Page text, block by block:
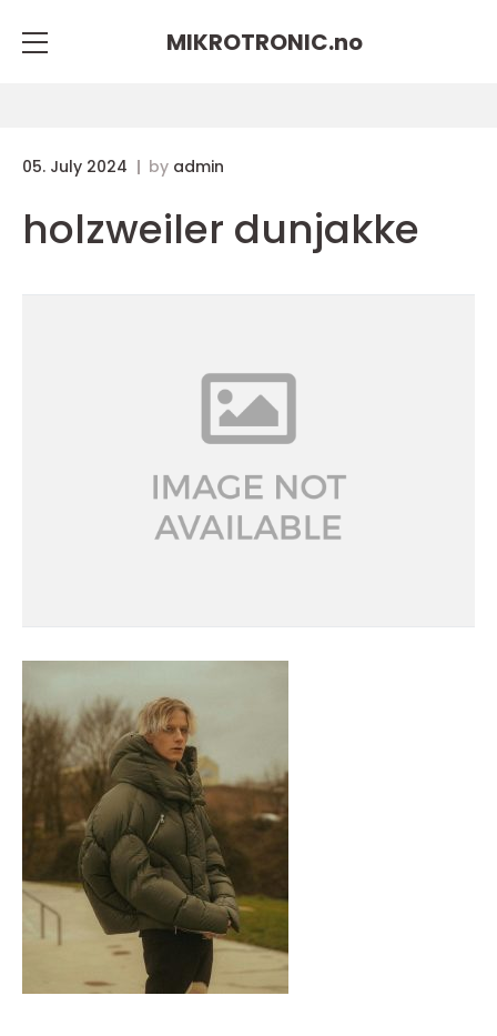
MIKROTRONIC.no
05. July 2024 by admin
holzweiler dunjakke